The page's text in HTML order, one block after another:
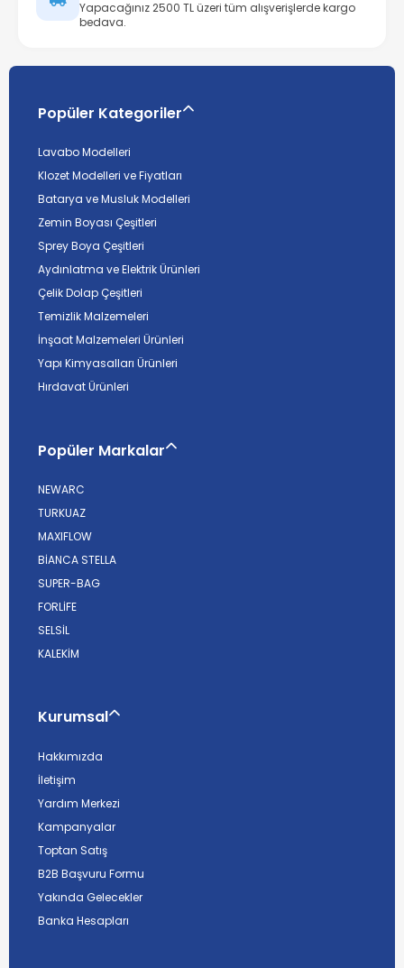
Yapacağınız 2500 TL üzeri tüm alışverişlerde kargo
bedava.
Popüler Kategoriler
Lavabo Modelleri
Klozet Modelleri ve Fiyatları
Batarya ve Musluk Modelleri
Zemin Boyası Çeşitleri
Sprey Boya Çeşitleri
Aydınlatma ve Elektrik Ürünleri
Çelik Dolap Çeşitleri
Temizlik Malzemeleri
İnşaat Malzemeleri Ürünleri
Yapı Kimyasalları Ürünleri
Hırdavat Ürünleri
Popüler Markalar
NEWARC
TURKUAZ
MAXIFLOW
BİANCA STELLA
SUPER-BAG
FORLİFE
SELSİL
KALEKİM
Kurumsal
Hakkımızda
İletişim
Yardım Merkezi
Kampanyalar
Toptan Satış
B2B Başvuru Formu
Yakında Gelecekler
Banka Hesapları